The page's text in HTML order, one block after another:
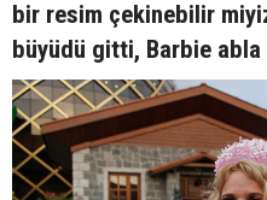
bir resim çekinebilir
büyüdü gitti, Barbie abla